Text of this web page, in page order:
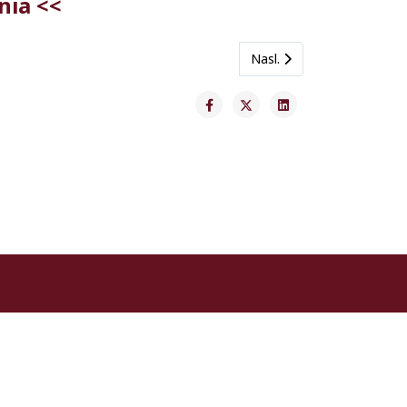
Next article: Slávnostná
Nasl.